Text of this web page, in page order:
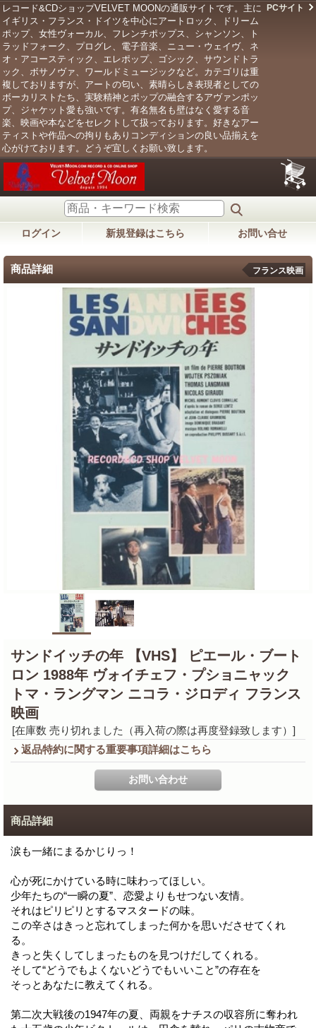
レコード&CDショップVELVET MOONの通販サイトです。主に
イギリス・フランス・ドイツを中心にアートロック、ドリーム
ポップ、女性ヴォーカル、フレンチポップス、シャンソン、ト
ラッドフォーク、プログレ、電子音楽、ニュー・ウェイヴ、ネ
オ・アコースティック、エレポップ、ゴシック、サウンドトラ
ック、ボサノヴァ、ワールドミュージックなど。カテゴリは重
複しておりますが、アートの匂い、素晴らしき表現者としての
ボーカリストたち、実験精神とポップの融合するアヴァンポッ
プ、ジャケット愛も強いです。有名無名も壁はなく愛する音
楽、映画や本などをセレクトして扱っております。好きなアー
ティストや作品への拘りもありコンディションの良い品揃えを
心がけております。どうぞ宜しくお願い致します。
PCサイト
ログイン 新規登録はこちら お問い合せ
商品詳細 フランス映画
サンドイッチの年 【VHS】 ピエール・ブート
ロン 1988年 ヴォイチェフ・プショニャック
トマ・ラングマン ニコラ・ジロディ フランス
映画
[在庫数 売り切れました（再入荷の際は再度登録致します）]
返品特約に関する重要事項詳細はこちら
商品詳細
涙も一緒にまるかじりっ！
心が死にかけている時に味わってほしい。
少年たちの“一瞬の夏”、恋愛よりもせつない友情。
それはピリピリとするマスタードの味。
この辛さはきっと忘れてしまった何かを思いださせてくれ
る。
きっと失くしてしまったものを見つけだしてくれる。
そして“どうでもよくないどうでもいいこと”の存在を
そっとあなたに教えてくれる。
第二次大戦後の1947年の夏、両親をナチスの収容所に奪われ